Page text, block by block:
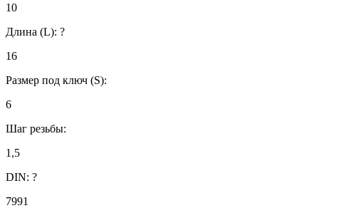
10
Длина (L): ?
16
Размер под ключ (S):
6
Шаг резьбы:
1,5
DIN: ?
7991